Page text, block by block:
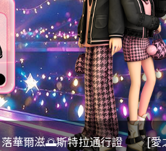
華爾滋🌅斯特拉通行證 [愛